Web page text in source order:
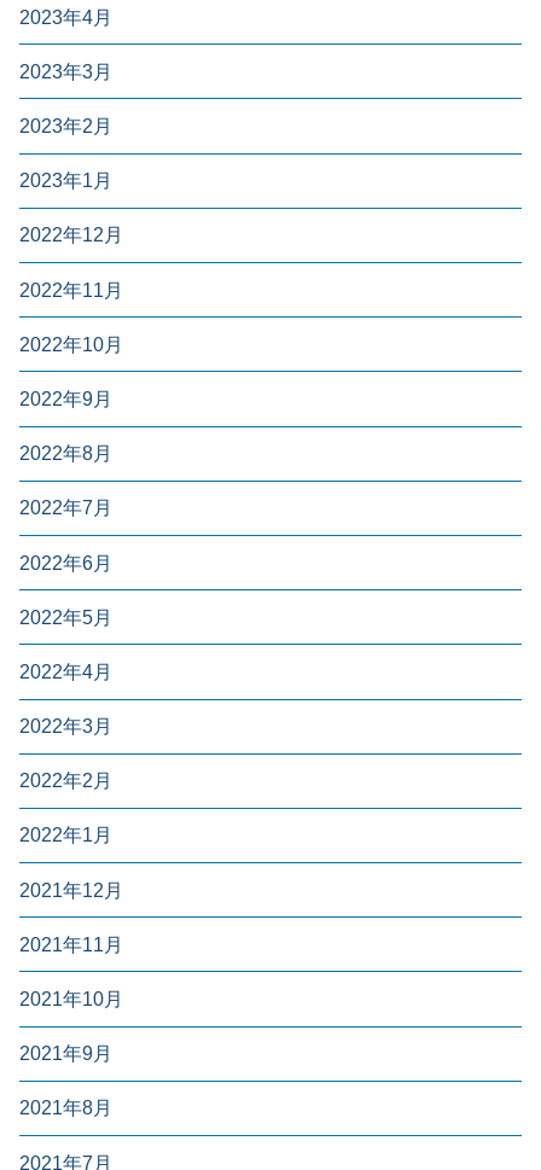
2023年4月
2023年3月
2023年2月
2023年1月
2022年12月
2022年11月
2022年10月
2022年9月
2022年8月
2022年7月
2022年6月
2022年5月
2022年4月
2022年3月
2022年2月
2022年1月
2021年12月
2021年11月
2021年10月
2021年9月
2021年8月
2021年7月